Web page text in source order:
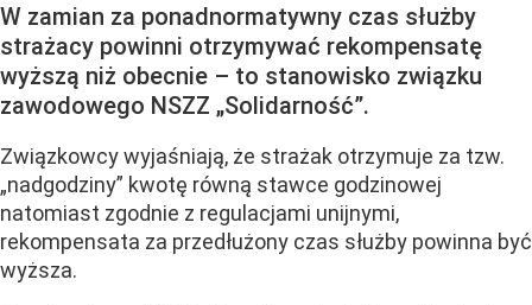
W zamian za ponadnormatywny czas służby
strażacy powinni otrzymywać rekompensatę
wyższą niż obecnie – to stanowisko związku
zawodowego NSZZ „Solidarność”.
Związkowcy wyjaśniają, że strażak otrzymuje za tzw.
„nadgodziny” kwotę równą stawce godzinowej
natomiast zgodnie z regulacjami unijnymi,
rekompensata za przedłużony czas służby powinna być
wyższa.